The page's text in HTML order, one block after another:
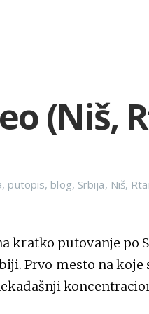
(Niš,
, putopis, blog, Srbija, Niš,
kratko putovanje po
Prvo mesto na